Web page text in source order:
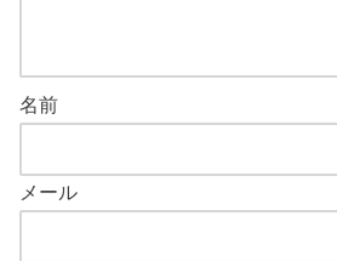
名前
メール